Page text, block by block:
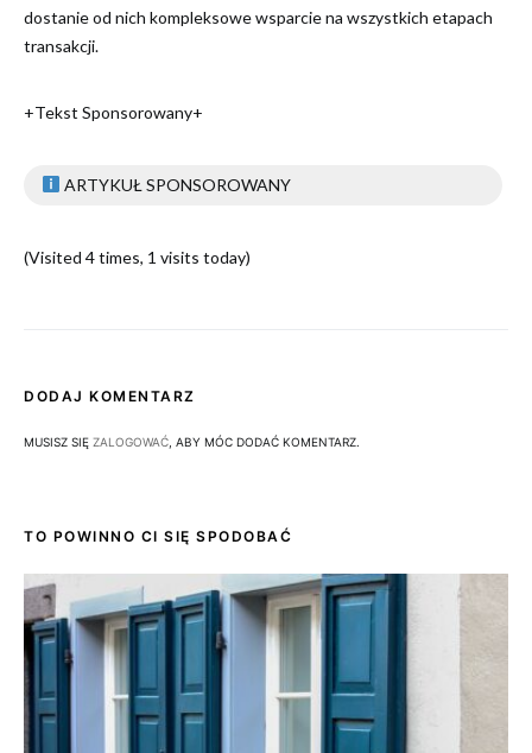
dostanie od nich kompleksowe wsparcie na wszystkich etapach
transakcji.
+Tekst Sponsorowany+
ARTYKUŁ SPONSOROWANY
(Visited 4 times, 1 visits today)
DODAJ KOMENTARZ
MUSISZ SIĘ ZALOGOWAĆ , ABY MÓC DODAĆ KOMENTARZ.
TO POWINNO CI SIĘ SPODOBAĆ